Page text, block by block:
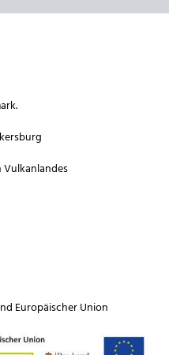
Vulkanlandes
Europäischer Union